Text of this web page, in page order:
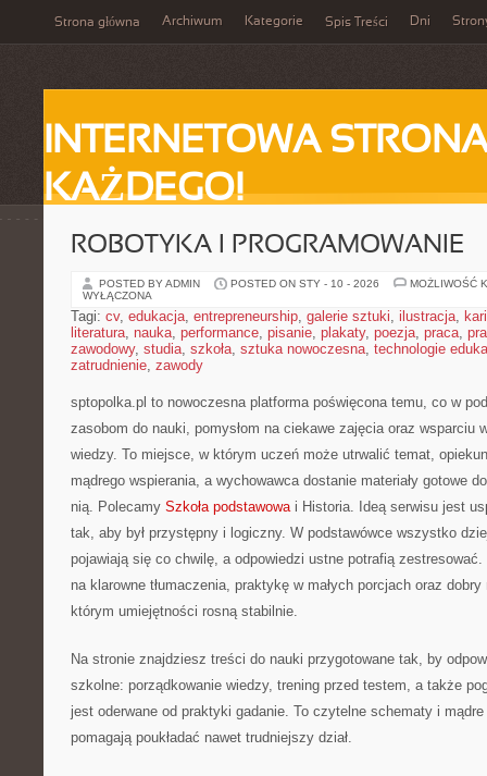
Strona główna Archiwum Kategorie Spis Treści Dni
INTERNETOWA
KAŻDEGO!
ROBOTYKA I PROGRAMOWANIE
POSTED BY ADMIN POSTED ON STY - 10 - 2026
MOŻLIWOŚĆ
WYŁĄCZONA
Tagi: cv, edukacja, entrepreneurship, galerie sztuki, ilustracja,
literatura, nauka, performance, pisanie, plakaty, poezja, praca,
zawodowy, studia, szkoła, sztuka nowoczesna, technologie
zatrudnienie, zawody
sptopolka.pl to nowoczesna platforma poświęcona temu, co w
zasobom do nauki, pomysłom na ciekawe zajęcia oraz wsparciu
wiedzy. To miejsce, w którym uczeń może utrwalić temat,
mądrego wspierania, a wychowawca dostanie materiały gotowe
nią. Polecamy Szkoła podstawowai Historia. Ideą serwisu jest
tak, aby był przystępny i logiczny. W podstawówce wszystko
pojawiają się co chwilę, a odpowiedzi ustne potrafią
na klarowne tłumaczenia, praktykę w małych porcjach oraz
którym umiejętności rosną stabilnie.
Na stronie znajdziesz treści do nauki przygotowane tak, by
szkolne: porządkowanie wiedzy, trening przed testem, a także
jest oderwane od praktyki gadanie. To czytelne schematy i
pomagają poukładać nawet trudniejszy dział.